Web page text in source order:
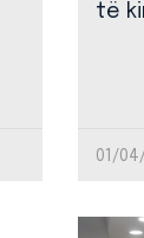
të
01/